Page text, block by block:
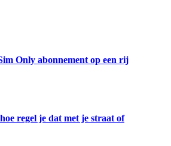
Only abonnement op een rij
regel je dat met je straat of